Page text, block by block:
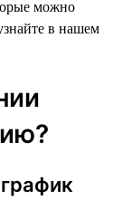
можно
в нашем